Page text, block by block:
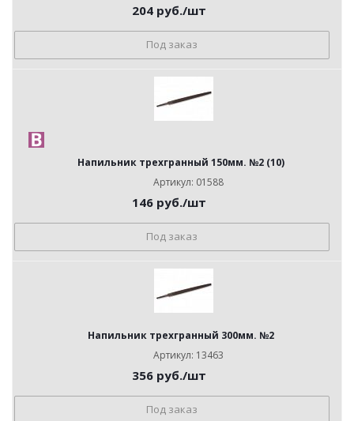
204 руб./шт
Под заказ
Напильник трехгранный 150мм. №2 (10)
Артикул: 01588
146 руб./шт
Под заказ
Напильник трехгранный 300мм. №2
Артикул: 13463
356 руб./шт
Под заказ